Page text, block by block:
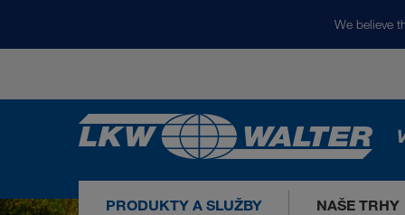
We believe
PRODUKTY A SLUŽBY NAŠE TRHY